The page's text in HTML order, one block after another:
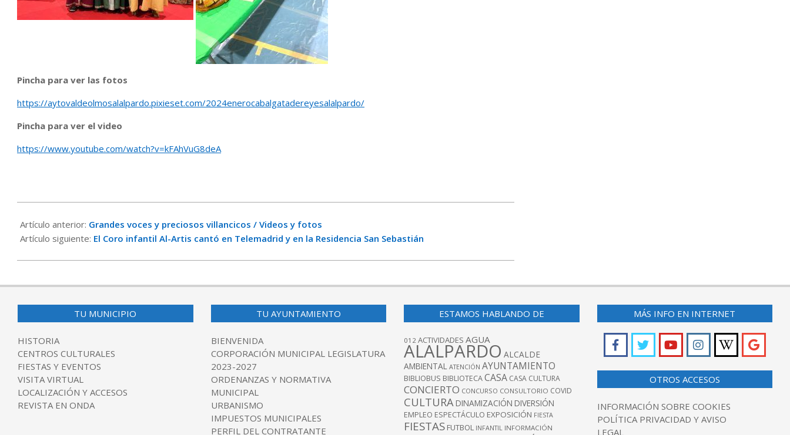
Pincha para ver las fotos
https://aytovaldeolmosalalpardo.pixieset.com/2024enerocabalgatadereyesalalpardo/
Pincha para ver el video
https://www.youtube.com/watch?v=kFAhVuG8deA
01-
07
Artículo anterior: Grandes voces y preciosos villancicos / Videos y fotos
Artículo siguiente: El Coro infantil Al-Artis cantó en Telemadrid y en la Residencia San Sebastián
TU MUNICIPIO
HISTORIA
CENTROS CULTURALES
FIESTAS Y EVENTOS
VISITA VIRTUAL
LOCALIZACIÓN Y ACCESOS
REVISTA EN ONDA
TU AYUNTAMIENTO
BIENVENIDA
CORPORACIÓN MUNICIPAL LEGISLATURA
2023-2027
ORDENANZAS Y NORMATIVA
MUNICIPAL
URBANISMO
IMPUESTOS MUNICIPALES
PERFIL DEL CONTRATANTE
ESTAMOS HABLANDO DE
012 ACTIVIDADES AGUA
ALALPARDO ALCALDE
AMBIENTAL ATENCIÓN AYUNTAMIENTO
BIBLIOBUS BIBLIOTECACASA CASA CULTURA
CONCIERTO CONCURSO CONSULTORIO COVID
CULTURA DINAMIZACIÓN DIVERSIÓN
EMPLEO ESPECTÁCULO EXPOSICIÓN FIESTA
FIESTAS FUTBOL INFANTIL INFORMACIÓN
MÁS INFO EN INTERNET
OTROS ACCESOS
INFORMACIÓN SOBRE COOKIES
POLÍTICA PRIVACIDAD Y AVISO
LEGAL